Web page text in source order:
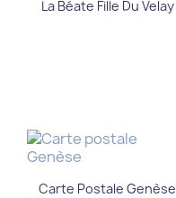
La Béate Fille Du Velay
Carte Postale Genèse